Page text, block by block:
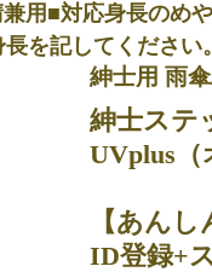
用■対応身長のめ
を記してください。
紳士用 雨
紳士ステ
UVplus（
【あんし
ID登録+